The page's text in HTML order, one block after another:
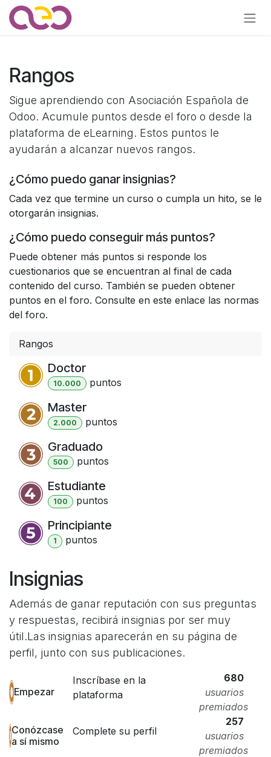
Ir al contenido
Rangos
Sigue aprendiendo con Asociación Española de
Odoo. Acumule puntos desde el foro o desde la
plataforma de eLearning. Estos puntos le
ayudarán a alcanzar nuevos rangos.
¿Cómo puedo ganar insignias?
Cada vez que termine un curso o cumpla un hito, se le
otorgarán insignias.
¿Cómo puedo conseguir más puntos?
Puede obtener más puntos si responde los
cuestionarios que se encuentran al final de cada
contenido del curso. También se pueden obtener
puntos en el foro. Consulte en este enlace las normas
del foro.
Rangos
Doctor
10.000 puntos
Master
2.000 puntos
Graduado
500 puntos
Estudiante
100 puntos
Principiante
1 puntos
Insignias
Además de ganar reputación con sus preguntas
y respuestas, recibirá insignias por ser muy
útil.Las insignias aparecerán en su página de
perfil, junto con sus publicaciones.
Empezar
Inscríbase en la
plataforma
680
usuarios
premiados
Conózcase
a sí mismo
Complete su perfil
257
usuarios
premiados